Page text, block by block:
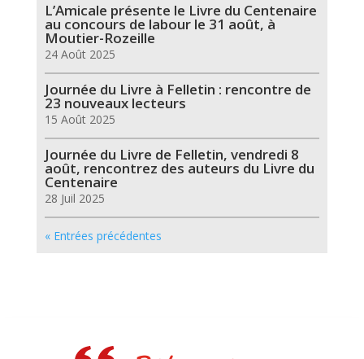
L’Amicale présente le Livre du Centenaire
au concours de labour le 31 août, à
Moutier-Rozeille
24 Août 2025
Journée du Livre à Felletin : rencontre de
23 nouveaux lecteurs
15 Août 2025
Journée du Livre de Felletin, vendredi 8
août, rencontrez des auteurs du Livre du
Centenaire
28 Juil 2025
« Entrées précédentes